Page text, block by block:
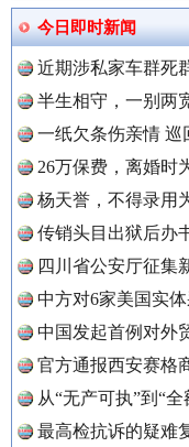
今日即时新闻
近期涉私家车群死
半生相守，一别两
一纸欠条伤亲情 巡
26万保费，离婚时
杨天誉，不得录用
传销头目出狱后办
四川省公安厅征集
中方对6家美国实
中国发起首例对外
官方通报西安赛格
从“无产可执”到“全
最高检抗诉的疑难
“后车司